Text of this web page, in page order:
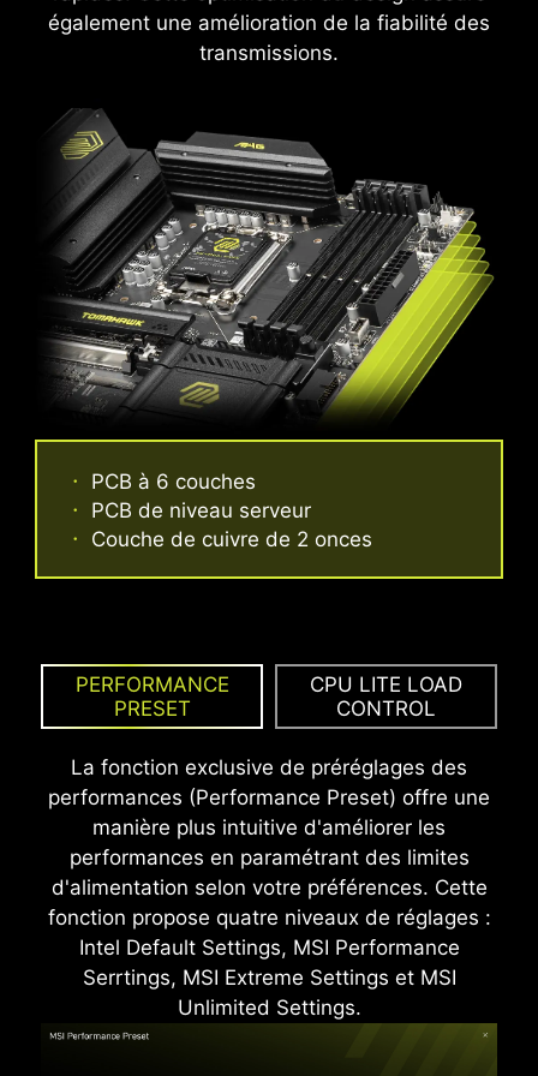
également une amélioration de la fiabilité des
transmissions.
PCB à 6 couches
PCB de niveau serveur
Couche de cuivre de 2 onces
PERFORMANCE
PRESET
CPU LITE LOAD
CONTROL
La fonction exclusive de préréglages des
performances (Performance Preset) offre une
manière plus intuitive d'améliorer les
performances en paramétrant des limites
d'alimentation selon votre préférences. Cette
fonction propose quatre niveaux de réglages :
Intel Default Settings, MSI Performance
Serrtings, MSI Extreme Settings et MSI
Unlimited Settings.
Les modes Performance, Benchmark
identifier la configuration idéale selon
leurs besoins et la capacité
d'overclocking de leur mémoire.
Adaptées aux tâches requérant une
charge de courant importante.
PANNEAU E/S EN ACIER
INOXYDABLE ET
ANTICORROSION
Le panneau E/S est protégé contre la corrosion
contre l'électricité statique et les ondes
électromagnétiques émises par le système et
ainsi beaucoup plus résistant que les panneaux
E/S standards.